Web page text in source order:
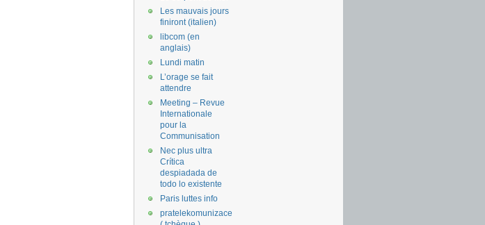
Les mauvais jours
finiront (italien)
libcom (en
anglais)
Lundi matin
L’orage se fait
attendre
Meeting – Revue
Internationale
pour la
Communisation
Nec plus ultra
Crítica
despiadada de
todo lo existente
Paris luttes info
pratelekomunizace